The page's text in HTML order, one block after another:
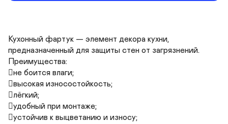
Кухонный фартук — элемент декора кухни,
предназначенный для защиты стен от загрязнений.
Преимущества:
не боится влаги;
высокая износостойкость;
лёгкий;
удобный при монтаже;
устойчив к выцветанию и износу;